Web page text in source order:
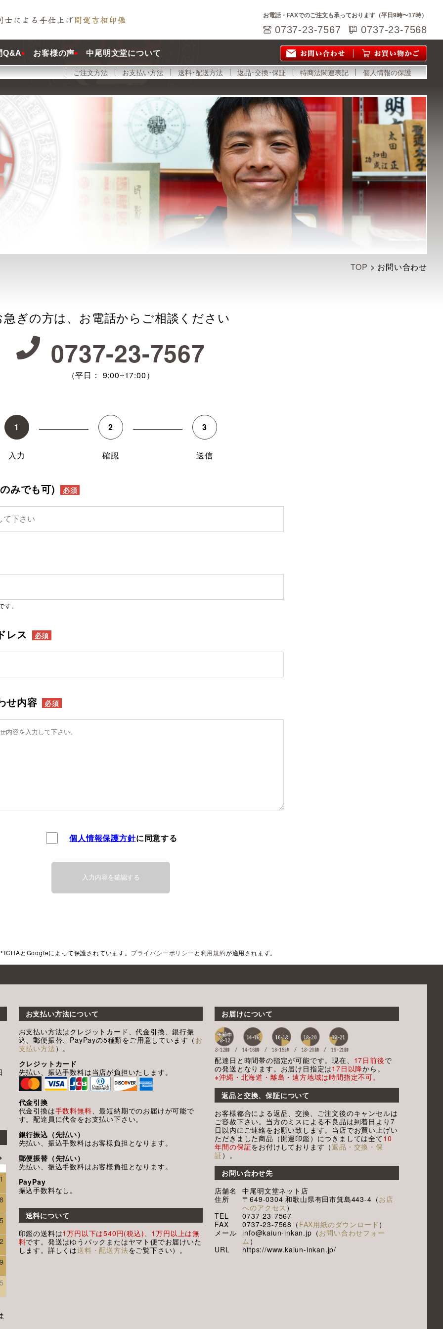
お電話・FAXでのご注文も承っております（平日9時〜17時）
0737-23-7567 0737-23-7568
Q&A お客様の声 中尾明文堂について
ご注文方法 お支払い方法 送料･配送方法 返品･交換･保証 特商法関連表記 個人情報の保護
TOP > お問い合わせ
急ぎの方は、お電話からご相談ください
0737-23-7567
（平日： 9:00~17:00）
1
入力
2
確認
3
送信
みでも可) 必須
。
レス 必須
せ内容 必須
個人情報保護方針に同意する
入力内容を確認する
とGoogleによって保護されています。 プライバシーポリシー と利用規約が適用されます。
1
8
5
お支払い方法について
お支払い方法はクレジットカード、代金引換、銀行振
込、郵便振替、PayPayの5種類をご用意しています（ お
支払い方法）。
クレジットカード
先払い、振込手数料は当店が負担いたします。
代金引換
代金引換は手数料無料、最短納期でのお届けが可能で
す。配達員に代金をお支払い下さい。
銀行振込（先払い）
先払い、振込手数料はお客様負担となります。
郵便振替（先払い）
先払い、振込手数料はお客様負担となります。
PayPay
振込手数料なし。
送料について
印鑑の送料は1万円以下は540円(税込)、1万円以上は無
料です。発送はゆうパックまたはヤマト便でお届けいた
します。詳しくは送料・配送方法をご覧下さい）。
お届けについて
配達日と時間帯の指定が可能です。現在、 17日前後で
の発送となります。お届け日指定は17日以降から。
※沖縄・北海道・離島・遠方地域は時間指定不可。
返品と交換、保証について
お客様都合による返品、交換、ご注文後のキャンセルは
ご容赦下さい。当方のミスによる不良品は到着日より7
日以内にご連絡をお願い致します。当店でお買い上げい
ただきました商品（開運印鑑）につきましては全て10
年間の保証をお付けしております（返品・交換・保
証 ）。
お問い合わせ先
店舗名
中尾明文堂ネット店
住所
〒649-0304 和歌山県有田市箕島443-4（お店
へのアクセス ）
TEL
0737-23-7567
FAX
0737-23-7568（ FAX用紙のダウンロード ）
メール
info@kaiun-inkan.jp（お問い合わせフォー
ム ）
URL
https://www.kaiun-inkan.jp/